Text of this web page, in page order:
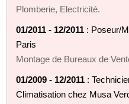
Plomberie, Electricité.
01/2011 - 12/2011 : Poseur/
Paris
Montage de Bureaux de
01/2009 - 12/2011 :
Climatisation chez Musa